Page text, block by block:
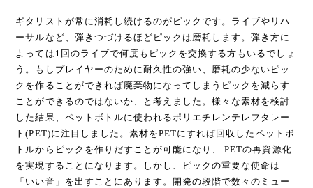
ギタリストが常に消耗し続けるのがピックです。ライブやリハ
ーサルなど、弾きつづけるほどピックは磨耗します。弾き方に
よっては1回のライブで何度もピックを交換する方もいるでしょ
う。もしプレイヤーのために耐久性の強い、磨耗の少ないピッ
クを作ることができれば廃棄物になってしまうピックを減らす
ことができるのではないか、と考えました。様々な素材を検討
した結果、ペットボトルに使われるポリエチレンテレフタレー
ト(PET)に注目しました。素材をPETにすれば回収したペットボ
トルからピックを作りだすことが可能になり、 PETの再資源化
を実現することになります。しかし、ピックの重要な使命は
「いい音」を出すことにあります。開発の段階で数々のミュー